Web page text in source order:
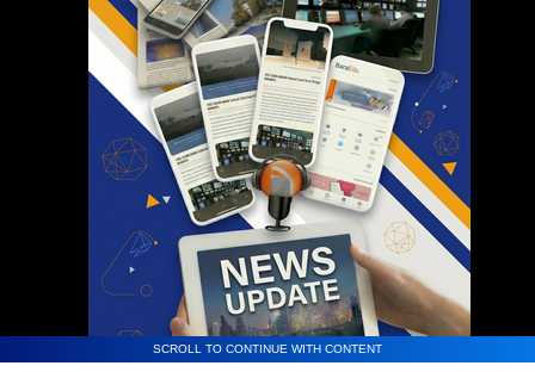
SCROLL TO CONTINUE WITH CONTENT